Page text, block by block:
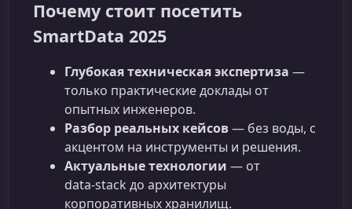
Почему стоит посетить
SmartData 2025
Глубокая техническая экспертиза —
только практические доклады от
опытных инженеров.
Разбор реальных кейсов— без воды, с
акцентом на инструменты и решения.
Актуальные технологии — от
data‑stack до архитектуры
корпоративных хранилищ.